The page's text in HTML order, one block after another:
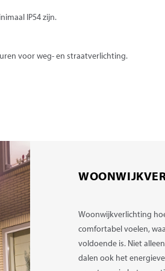
IP54 zijn.
voor weg- en straatverlichting.
Woonwijkverlichting
comfortabel voelen,
voldoende is. Niet
dalen ook het